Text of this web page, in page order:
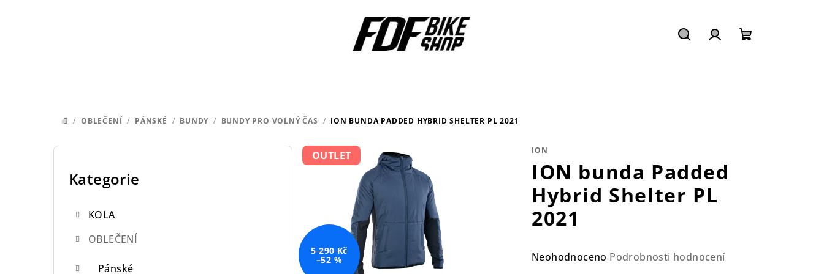
DOMŮ
/ OBLEČENÍ / PÁNSKÉ / BUNDY / BUNDY PRO VOLNÝ ČAS / ION BUNDA PADDED HYBRID SHELTER PL 2021
P
Přeskočit
kategorie
Kategorie
KOLA
OBLEČENÍ
Pánské
ION
ION bunda Padded
Hybrid Shelter PL
2021
Průměrné
Neohodnoceno Podrobnosti hodnocení
OUTLET
5 290 Kč
–52 %